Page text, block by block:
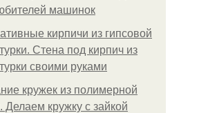
машинок
кирпичи из гипсовой
Стена под кирпич из
своими руками
кружек из полимерной
Делаем кружку с зайкой